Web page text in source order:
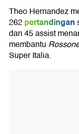
Theo Hernandez
262pertandingan
dan 45 assist
membantu
Super Italia.